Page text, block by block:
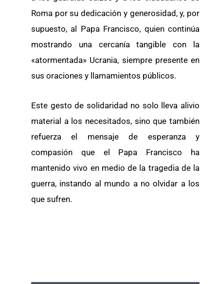
Roma por su dedicación y generosidad, y, por
supuesto, al Papa Francisco, quien continúa
mostrando una cercanía tangible con la
«atormentada» Ucrania, siempre presente en
sus oraciones y llamamientos públicos.
Este gesto de solidaridad no solo lleva alivio
material a los necesitados, sino que también
refuerza el mensaje de esperanza y
compasión que el Papa Francisco ha
mantenido vivo en medio de la tragedia de la
guerra, instando al mundo a no olvidar a los
que sufren.